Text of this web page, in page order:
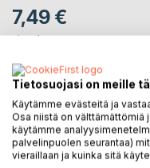
7,49 €
sis. alv.
LISÄÄ
Lisää muistilistalle
Tietosuojasi on meille
Käytämme evästeitä ja
Osa niistä on
käytämme
palvelinpuolen seurantaa)
vieraillaan ja kuinka sitä